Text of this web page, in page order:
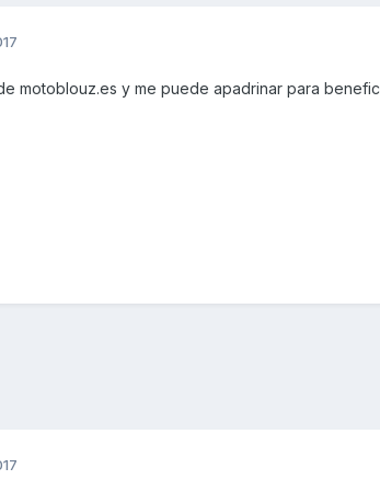
motoblouz.es y me puede apadrinar para